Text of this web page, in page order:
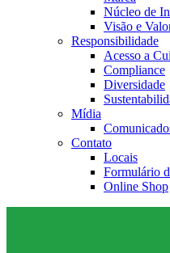
Núcleo de
Visão e
Responsibilidade
Acesso a
Compliance
Diversidade
Mídia
Contato
Locais
Formulário
Online Shop